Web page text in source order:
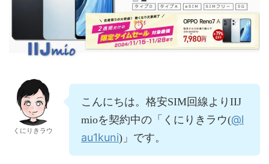
くにりきラウ
こんにちは。格安SIM回線よりIIJ
mioを契約中の「くにりきラウ(@l
au1kuni)」です。